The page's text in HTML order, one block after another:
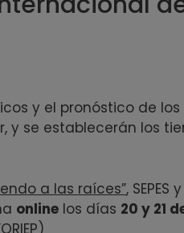
y el pronóstico de los
se establecerán los
a las raíces”, SEPES
online los días 20 y 21